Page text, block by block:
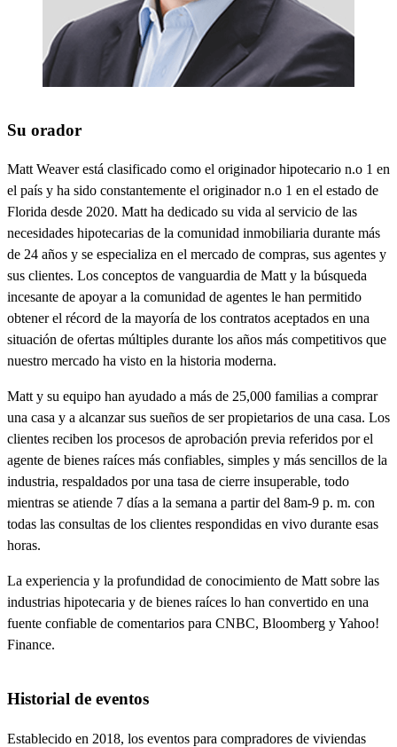
Su orador
Matt Weaver está clasificado como el originador hipotecario n.o 1 en
el país y ha sido constantemente el originador n.o 1 en el estado de
Florida desde 2020. Matt ha dedicado su vida al servicio de las
necesidades hipotecarias de la comunidad inmobiliaria durante más
de 24 años y se especializa en el mercado de compras, sus agentes y
sus clientes. Los conceptos de vanguardia de Matt y la búsqueda
incesante de apoyar a la comunidad de agentes le han permitido
obtener el récord de la mayoría de los contratos aceptados en una
situación de ofertas múltiples durante los años más competitivos que
nuestro mercado ha visto en la historia moderna.
Matt y su equipo han ayudado a más de 25,000 familias a comprar
una casa y a alcanzar sus sueños de ser propietarios de una casa. Los
clientes reciben los procesos de aprobación previa referidos por el
agente de bienes raíces más confiables, simples y más sencillos de la
industria, respaldados por una tasa de cierre insuperable, todo
mientras se atiende 7 días a la semana a partir del 8am-9 p. m. con
todas las consultas de los clientes respondidas en vivo durante esas
horas.
La experiencia y la profundidad de conocimiento de Matt sobre las
industrias hipotecaria y de bienes raíces lo han convertido en una
fuente confiable de comentarios para CNBC, Bloomberg y Yahoo!
Finance.
Historial de eventos
Establecido en 2018, los eventos para compradores de viviendas